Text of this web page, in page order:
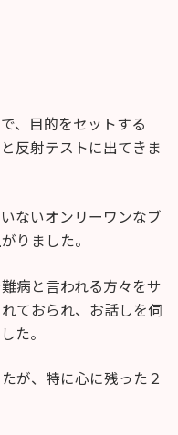
、目的をセットする
反射テストに出てきま
ないオンリーワンなブ
りました。
病と言われる方々をサ
ておられ、お話しを伺
た。
が、特に心に残った２